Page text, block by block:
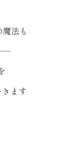
法も
ます